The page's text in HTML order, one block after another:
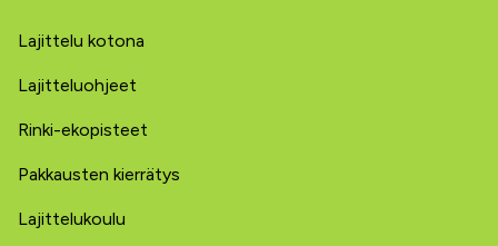
Lajittelu kotona
Lajitteluohjeet
Rinki-ekopisteet
Pakkausten kierrätys
Lajittelukoulu